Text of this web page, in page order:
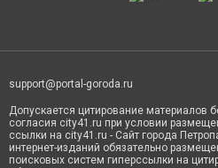
support@portal-goroda.ru
Допускается цитирование материалов
согласия city41.ru при условии
ссылки на city41.ru - Сайт города
интернет-изданий обязательно
поисковых систем гиперссылки на